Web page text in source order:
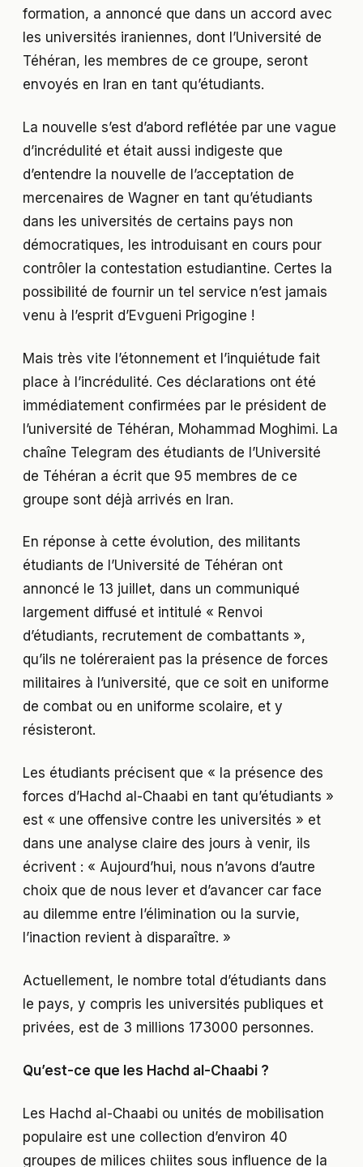
formation, a annoncé que dans un accord avec
les universités iraniennes, dont l’Université de
Téhéran, les membres de ce groupe, seront
envoyés en Iran en tant qu’étudiants.
La nouvelle s’est d’abord reflétée par une vague
d’incrédulité et était aussi indigeste que
d’entendre la nouvelle de l’acceptation de
mercenaires de Wagner en tant qu’étudiants
dans les universités de certains pays non
démocratiques, les introduisant en cours pour
contrôler la contestation estudiantine. Certes la
possibilité de fournir un tel service n’est jamais
venu à l’esprit d’Evgueni Prigogine !
Mais très vite l’étonnement et l’inquiétude fait
place à l’incrédulité. Ces déclarations ont été
immédiatement confirmées par le président de
l’université de Téhéran, Mohammad Moghimi. La
chaîne Telegram des étudiants de l’Université
de Téhéran a écrit que 95 membres de ce
groupe sont déjà arrivés en Iran.
En réponse à cette évolution, des militants
étudiants de l’Université de Téhéran ont
annoncé le 13 juillet, dans un communiqué
largement diffusé et intitulé « Renvoi
d’étudiants, recrutement de combattants »,
qu’ils ne toléreraient pas la présence de forces
militaires à l’université, que ce soit en uniforme
de combat ou en uniforme scolaire, et y
résisteront.
Les étudiants précisent que « la présence des
forces d’Hachd al-Chaabi en tant qu’étudiants »
est « une offensive contre les universités » et
dans une analyse claire des jours à venir, ils
écrivent : « Aujourd’hui, nous n’avons d’autre
choix que de nous lever et d’avancer car face
au dilemme entre l’élimination ou la survie,
l’inaction revient à disparaître. »
Actuellement, le nombre total d’étudiants dans
le pays, y compris les universités publiques et
privées, est de 3 millions 173000 personnes.
Qu’est-ce que les Hachd al-Chaabi ?
Les Hachd al-Chaabi ou unités de mobilisation
populaire est une collection d’environ 40
groupes de milices chiites sous influence de la